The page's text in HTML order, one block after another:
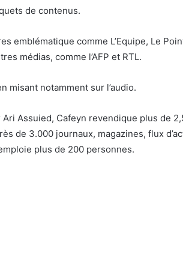
de contenus.
emblématique comme L’Equipe, Le
médias, comme l’AFP et RTL.
misant notamment sur l’audio.
Assuied, Cafeyn revendique plus de
de 3.000 journaux, magazines, flux
plus de 200 personnes.